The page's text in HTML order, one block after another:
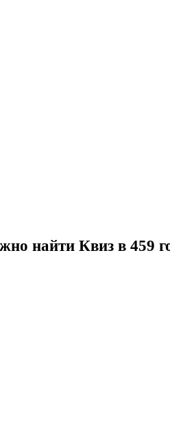
найти Квиз в 459